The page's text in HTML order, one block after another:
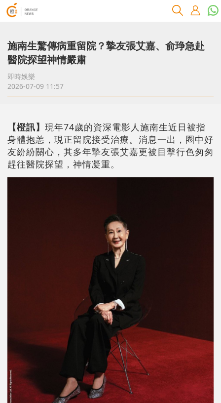
施南生驚傳病重留院？摯友張艾嘉、俞琤急赴
醫院探望神情嚴肅
即時娛樂
2026-07-09 11:57
【橙訊】 現年74歲的資深電影人施南生近日被指
身體抱恙，現正留院接受治療。消息一出，圈中好
友紛紛關心，其多年摯友張艾嘉更被目擊行色匆匆
趕往醫院探望，神情凝重。